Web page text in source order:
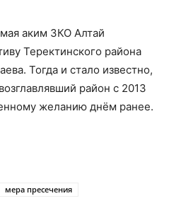
аким ЗКО Алтай
Теректинского района
Тогда и стало известно,
район с 2013
желанию днём ранее.
мера пресечения